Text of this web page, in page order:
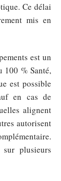
Ce délai
mis en
est un
100 % Santé,
est possible
en cas de
alignent
autorisent
plusieurs